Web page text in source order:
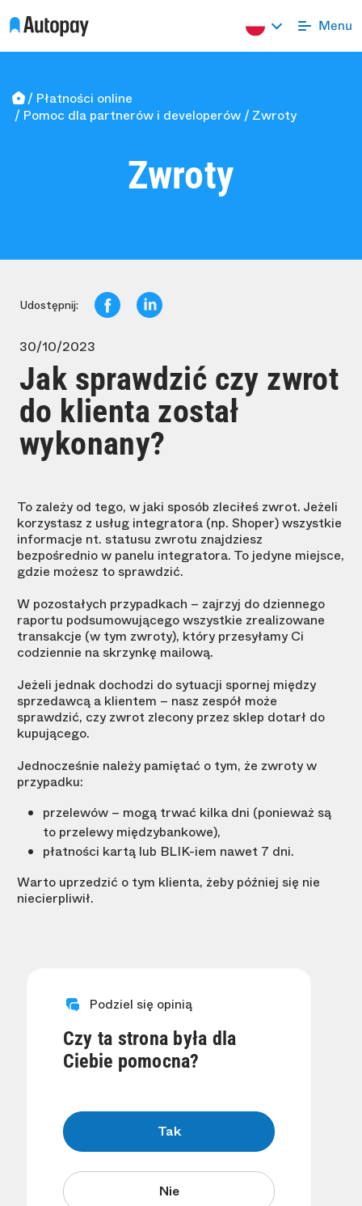
Płatności online
Pomoc dla partnerów i developerów
Zwroty
Zwroty
Udostępnij:
30/10/2023
Jak sprawdzić czy zwrot
do klienta został
wykonany?
To zależy od tego, w jaki sposób zleciłeś zwrot. Jeżeli
korzystasz z usług integratora (np. Shoper) wszystkie
informacje nt. statusu zwrotu znajdziesz
bezpośrednio w panelu integratora. To jedyne miejsce,
gdzie możesz to sprawdzić.
W pozostałych przypadkach – zajrzyj do dziennego
raportu podsumowującego wszystkie zrealizowane
transakcje (w tym zwroty), który przesyłamy Ci
codziennie na skrzynkę mailową.
Jeżeli jednak dochodzi do sytuacji spornej między
sprzedawcą a klientem – nasz zespół może
sprawdzić, czy zwrot zlecony przez sklep dotarł do
kupującego.
Jednocześnie należy pamiętać o tym, że zwroty w
przypadku:
przelewów – mogą trwać kilka dni (ponieważ są
to przelewy międzybankowe),
płatności kartą lub BLIK-iem nawet 7 dni.
Warto uprzedzić o tym klienta, żeby później się nie
niecierpliwił.
Podziel się opinią
Czy ta strona była dla
Ciebie pomocna?
Tak
Nie